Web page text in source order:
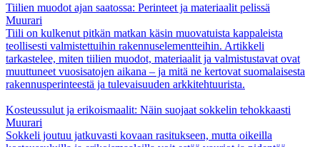
Tiilien muodot ajan saatossa: Perinteet ja materiaalit pelissä
Muurari
Tiili on kulkenut pitkän matkan käsin muovatuista kappaleista
teollisesti valmistettuihin rakennuselementteihin. Artikkeli
tarkastelee, miten tiilien muodot, materiaalit ja valmistustavat ovat
muuttuneet vuosisatojen aikana – ja mitä ne kertovat suomalaisesta
rakennusperinteestä ja tulevaisuuden arkkitehtuurista.
Kosteussulut ja erikoismaalit: Näin suojaat sokkelin tehokkaasti
Muurari
Sokkeli joutuu jatkuvasti kovaan rasitukseen, mutta oikeilla